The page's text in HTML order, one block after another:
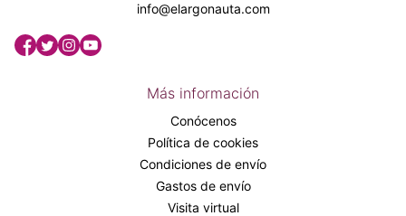
info@elargonauta.com
Más información
Conócenos
Política de cookies
Condiciones de envío
Gastos de envío
Visita virtual